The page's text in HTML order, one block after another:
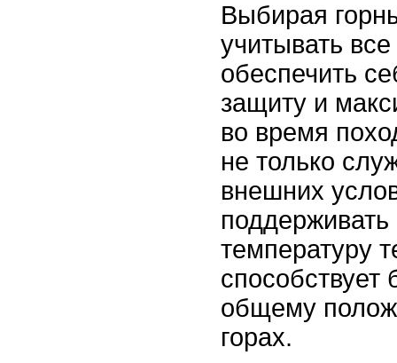
Выбирая
учитывать
обеспечить
защиту и
во время
не только
внешних
температуру
способствует
общему
горах.